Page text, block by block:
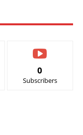
0
Subscribers